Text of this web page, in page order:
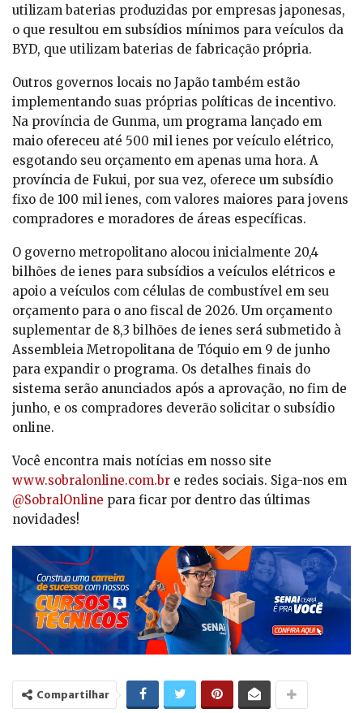
utilizam baterias produzidas por empresas japonesas,
o que resultou em subsídios mínimos para veículos da
BYD, que utilizam baterias de fabricação própria.
Outros governos locais no Japão também estão
implementando suas próprias políticas de incentivo.
Na província de Gunma, um programa lançado em
maio ofereceu até 500 mil ienes por veículo elétrico,
esgotando seu orçamento em apenas uma hora. A
província de Fukui, por sua vez, oferece um subsídio
fixo de 100 mil ienes, com valores maiores para jovens
compradores e moradores de áreas específicas.
O governo metropolitano alocou inicialmente 20,4
bilhões de ienes para subsídios a veículos elétricos e
apoio a veículos com células de combustível em seu
orçamento para o ano fiscal de 2026. Um orçamento
suplementar de 8,3 bilhões de ienes será submetido à
Assembleia Metropolitana de Tóquio em 9 de junho
para expandir o programa. Os detalhes finais do
sistema serão anunciados após a aprovação, no fim de
junho, e os compradores deverão solicitar o subsídio
online.
Você encontra mais notícias em nosso site
www.sobralonline.com.br e redes sociais. Siga-nos em
@SobralOnline para ficar por dentro das últimas
novidades!
Compartilhar